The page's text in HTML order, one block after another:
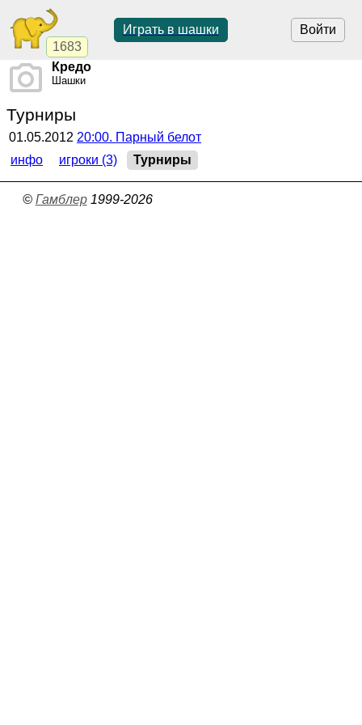
1683
Войти
Играть в шашки
Кредо
Шашки
Турниры
01.05.2012 20:00. Парный белот
инфо
игроки (3) Турниры
© Гамблер1999-2026